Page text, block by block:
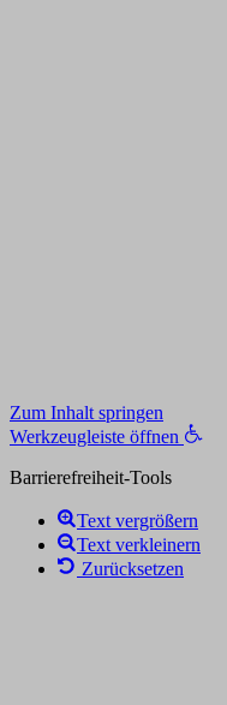
Zum Inhalt springen
Werkzeugleiste öffnen
Barrierefreiheit-Tools
Text vergrößern
Text verkleinern
Zurücksetzen